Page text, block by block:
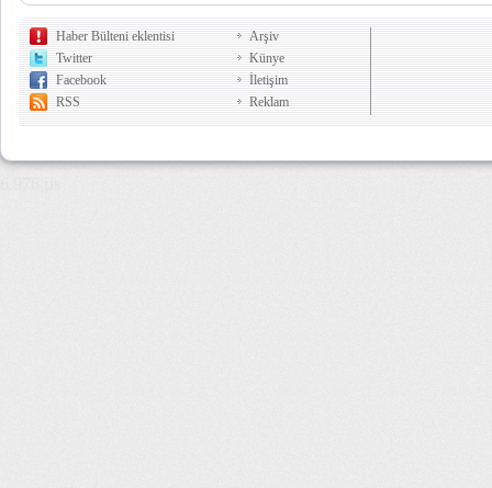
Haber Bülteni eklentisi
Twitter
Facebook
RSS
Arşiv
Künye
İletişim
Reklam